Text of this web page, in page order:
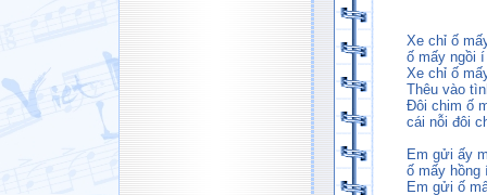
Xe chỉ ố
ố mấy ngồi
Xe chỉ ố
Thêu vào
Đôi chim ố
cái nỗi đôi
Em gửi ấy
ố mấy hồng
Em gửi ố